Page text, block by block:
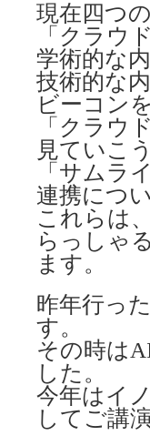
現在四つ
「クラウ
学術的な
技術的な
ビーコン
「クラウ
見ていこ
「サムラ
連携につ
これらは
らっしゃ
ます。
昨年行っ
す。
その時は
した。
今年はイ
してご講